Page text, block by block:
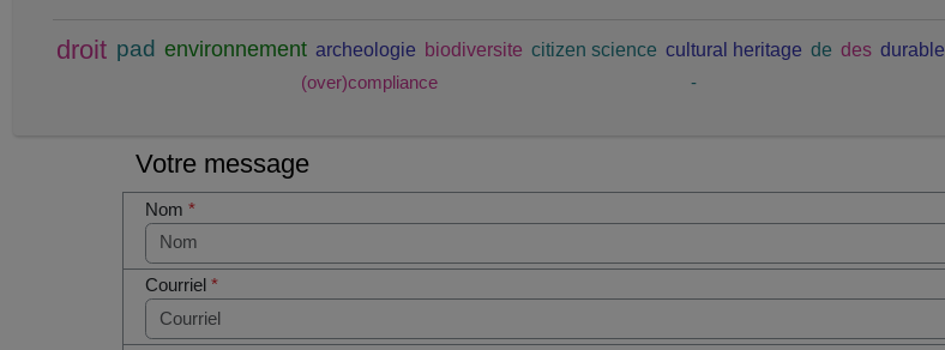
droit pad environnement archeologie biodiversite citizen science cultural heritage de des durable
(over)compliance
-
Votre message
Nom*
Courriel*